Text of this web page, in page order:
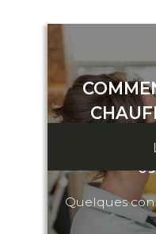
Quelques